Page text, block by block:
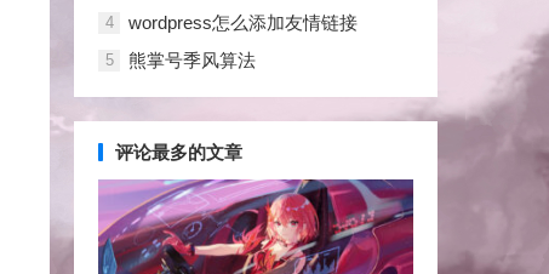
4 wordpress怎么添加友情链接
5 熊掌号季风算法
评论最多的文章